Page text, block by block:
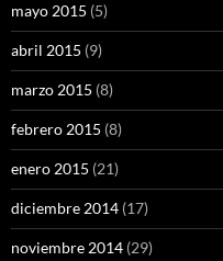
mayo 2015 (5)
abril 2015 (9)
marzo 2015 (8)
febrero 2015 (8)
enero 2015 (21)
diciembre 2014 (17)
noviembre 2014 (29)